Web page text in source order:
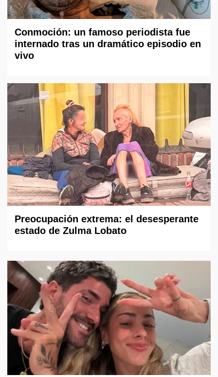
Conmoción: un famoso periodista fue
internado tras un dramático episodio en
vivo
Preocupación extrema: el desesperante
estado de Zulma Lobato